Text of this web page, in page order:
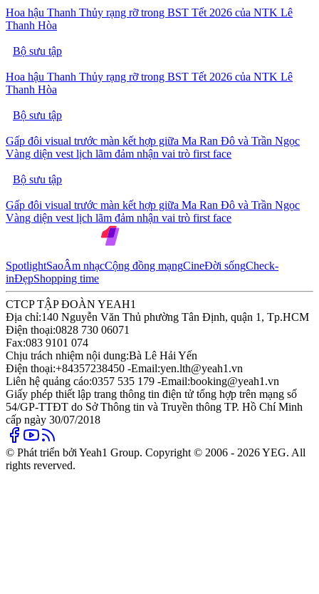
Hoa hậu Thanh Thủy rạng rỡ trong BST Tết 2026 của NTK Lê
Thanh Hòa
Bộ sưu tập
Hoa hậu Thanh Thủy rạng rỡ trong BST Tết 2026 của NTK Lê
Thanh Hòa
Bộ sưu tập
Gấp đôi visual trước màn kết hợp giữa Ma Ran Đô và Trần Ngọc
Vàng diện vest lịch lãm đảm nhận vai trò first face
Bộ sưu tập
Gấp đôi visual trước màn kết hợp giữa Ma Ran Đô và Trần Ngọc
Vàng diện vest lịch lãm đảm nhận vai trò first face
SpotlightSaoÂm nhạcCộng đồng mạngCineĐời sốngCheck-
inĐẹpShopping time
CTCP TẬP ĐOÀN YEAH1
Địa chỉ:140 Nguyễn Văn Thủ phường Tân Định, quận 1, Tp.HCM
Điện thoại:0828 730 06071
Fax:083 9101 074
Chịu trách nhiệm nội dung:Bà Lê Hải Yến
Điện thoại:+84357238450 -Email:yen.lth@yeah1.vn
Liên hệ quảng cáo:0357 535 179 -Email:booking@yeah1.vn
Giấy phép thiết lập trang thông tin điện tử tổng hợp trên mạng số
54/GP-TTĐT do Sở Thông tin và Truyền thông TP. Hồ Chí Minh
cấp ngày 30/07/2018
© Phát triển bởi Yeah1 Group. Copyright © 2006 - 2026 YEG. All
rights reverved.